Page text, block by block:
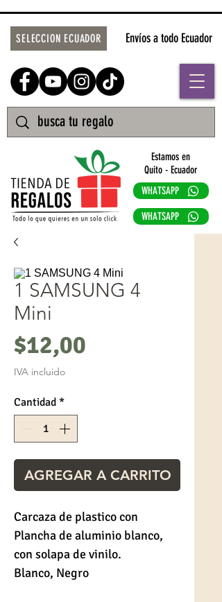
Envíos a todo Ecuador
Estamos en
Quito - Ecuador
WHATSAPP
WHATSAPP
SELECCION ECUADOR
1 SAMSUNG 4
Mini
$12,00
IVA incluido
Cantidad *
AGREGAR A CARRITO
Carcaza de plastico con
Plancha de aluminio blanco,
con solapa de vinilo.
Blanco, Negro